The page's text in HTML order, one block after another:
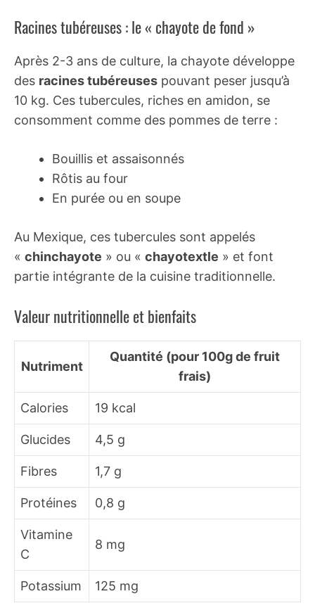
Racines tubéreuses : le « chayote de fond »
Après 2-3 ans de culture, la chayote développe
des racines tubéreuses pouvant peser jusqu’à
10 kg. Ces tubercules, riches en amidon, se
consomment comme des pommes de terre :
Bouillis et assaisonnés
Rôtis au four
En purée ou en soupe
Au Mexique, ces tubercules sont appelés
« chinchayote » ou « chayotextle » et font
partie intégrante de la cuisine traditionnelle.
Valeur nutritionnelle et bienfaits
Nutriment
Quantité (pour 100g de fruit
frais)
Calories 19 kcal
Glucides 4,5 g
Fibres 1,7 g
Protéines 0,8 g
Vitamine
C
8 mg
Potassium 125 mg